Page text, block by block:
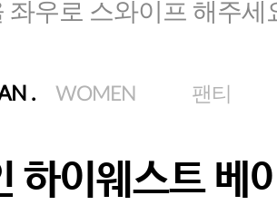
좌우로 스와이프 해주세
. WOMEN 팬티
하이웨스트 베